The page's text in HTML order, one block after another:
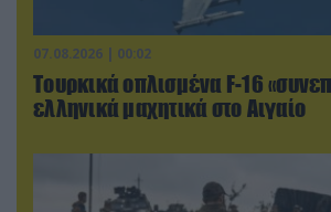
07.08.2026 | 00:02
Τουρκικά οπλισμένα F-16
ελληνικά μαχητικά στο Αιγαίο